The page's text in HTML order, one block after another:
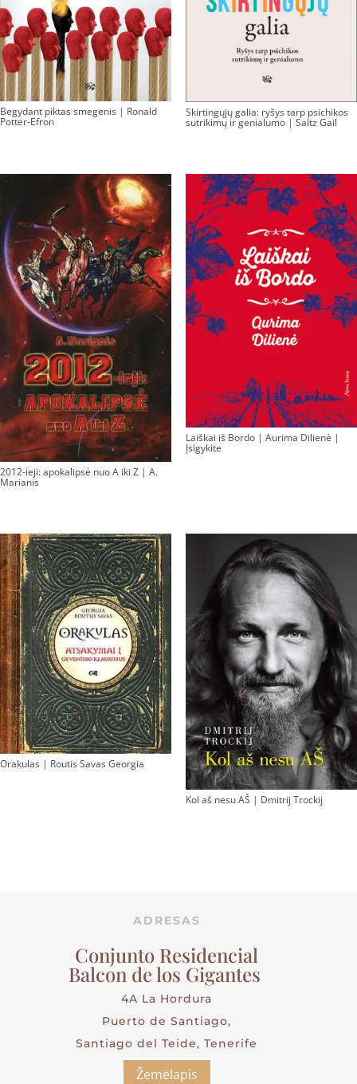
Begydant piktas smegenis | Ronald
Potter-Efron
Skirtingųjų galia: ryšys tarp psichikos
sutrikimų ir genialumo | Saltz Gail
2012-ieji: apokalipsė nuo A iki Z | A.
Marianis
Laiškai iš Bordo | Aurima Dilienė |
Įsigykite
Orakulas | Routis Savas Georgia
Kol aš nesu AŠ | Dmitrij Trockij
ADRESAS
Conjunto Residencial
Balcon de los Gigantes
4A La Hordura
Puerto de Santiago,
Santiago del Teide, Tenerife
Žemėlapis